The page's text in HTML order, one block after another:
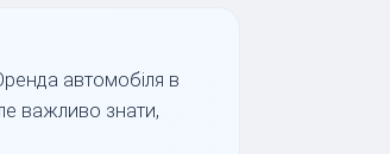
автомобіля в
важливо знати,